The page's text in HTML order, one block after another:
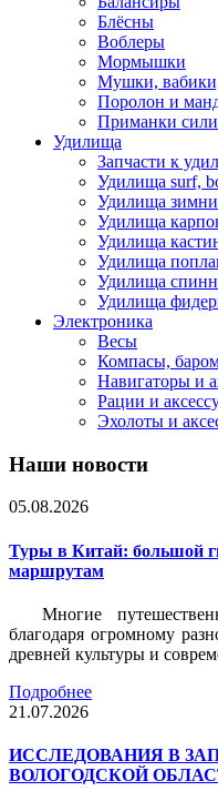
Блёсны
Воблеры
Мормышки
Мушки,
Поролон и
Приманки
Удилища
Запчасти к
Удилища surf,
Удилища
Удилища
Удилища
Удилища
Удилища
Удилища
Электроника
Весы
Компасы,
Навигаторы и
Рации и
Эхолоты и
Наши новости
05.08.2026
Туры в Китай: большой
маршрутам
Многие
благодаря огромному
древней культуры и
Подробнее
21.07.2026
ИССЛЕДОВАНИЯ В
ВОЛОГОДСКОЙ